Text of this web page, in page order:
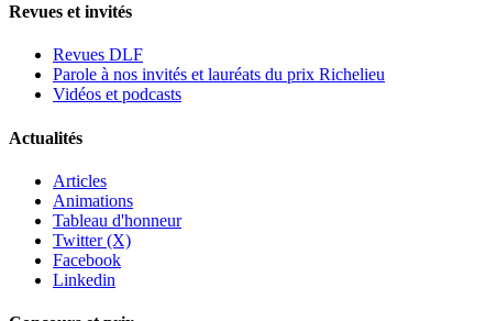
Revues et invités
Revues DLF
Parole à nos invités et lauréats du prix Richelieu
Vidéos et podcasts
Actualités
Articles
Animations
Tableau d'honneur
Twitter (X)
Facebook
Linkedin